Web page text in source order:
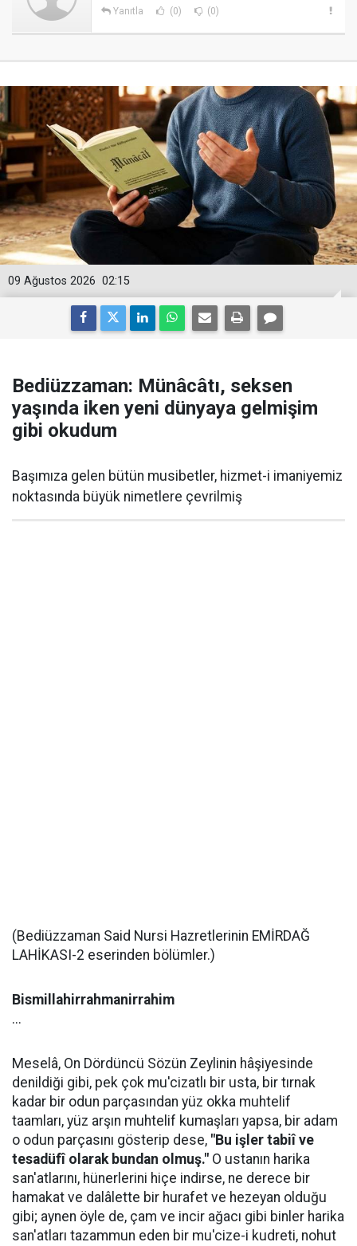
Yanıtla (0) (0)
02:15
09 Ağustos 2026
Bediüzzaman: Münâcâtı, seksen
yaşında iken yeni dünyaya gelmişim
gibi okudum
Başımıza gelen bütün musibetler, hizmet-i imaniyemiz
noktasında büyük nimetlere çevrilmiş
(Bediüzzaman Said Nursi Hazretlerinin EMİRDAĞ
LAHİKASI-2 eserinden bölümler.)
Bismillahirrahmanirrahim
...
Meselâ, On Dördüncü Sözün Zeylinin hâşiyesinde
denildiği gibi, pek çok mu'cizatlı bir usta, bir tırnak
kadar bir odun parçasından yüz okka muhtelif
taamları, yüz arşın muhtelif kumaşları yapsa, bir adam
o odun parçasını gösterip dese, "Bu işler tabiî ve
tesadüfî olarak bundan olmuş." O ustanın harika
san'atlarını, hünerlerini hiçe indirse, ne derece bir
hamakat ve dalâlette bir hurafet ve hezeyan olduğu
gibi; aynen öyle de, çam ve incir ağacı gibi binler harika
san'atları tazammun eden bir mu'cize-i kudreti, nohut